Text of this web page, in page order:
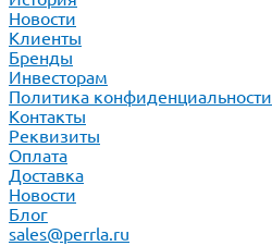
Новости
Клиенты
Бренды
Инвесторам
Политика конфиденциальности
Контакты
Реквизиты
Оплата
Доставка
Новости
Блог
sales@perrla.ru